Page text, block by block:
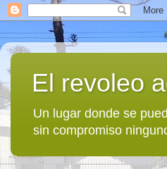
El revoleo
Un lugar donde se
sin compromiso